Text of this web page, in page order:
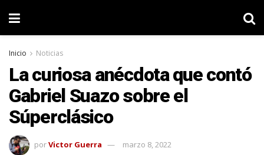
Inicio Noticias
La curiosa anécdota que contó
Gabriel Suazo sobre el
Súperclásico
porVictor Guerra marzo 8, 2022